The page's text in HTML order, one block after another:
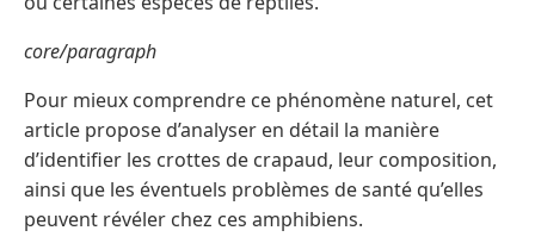
core/paragraph
Pour mieux comprendre ce phénomène naturel, cet
article propose d’analyser en détail la manière
d’identifier les crottes de crapaud, leur composition,
ainsi que les éventuels problèmes de santé qu’elles
peuvent révéler chez ces amphibiens.